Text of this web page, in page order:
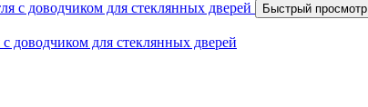
Быстрый просмотр
доводчиком для стеклянных дверей